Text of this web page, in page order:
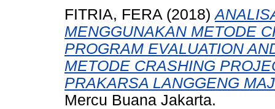
FITRIA, FERA (2018)
MENGGUNAKAN METODE
PROGRAM EVALUATION
METODE CRASHING
PRAKARSA LANGGENG
Mercu Buana Jakarta.